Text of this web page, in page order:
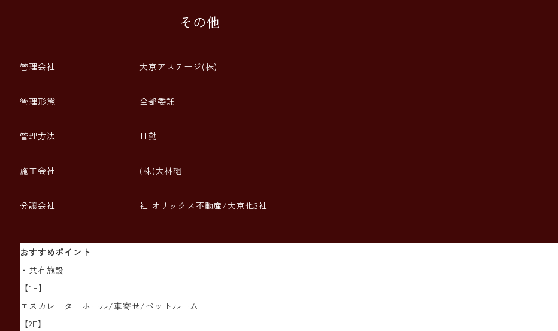
その他
管理会社 大京アステージ(株)
管理形態 全部委託
管理方法 日勤
施工会社 (株)大林組
分譲会社 社 オリックス不動産/大京他3社
おすすめポイント
・共有施設
【1F】
エスカレーターホール/車寄せ/ペットルーム
【2F】